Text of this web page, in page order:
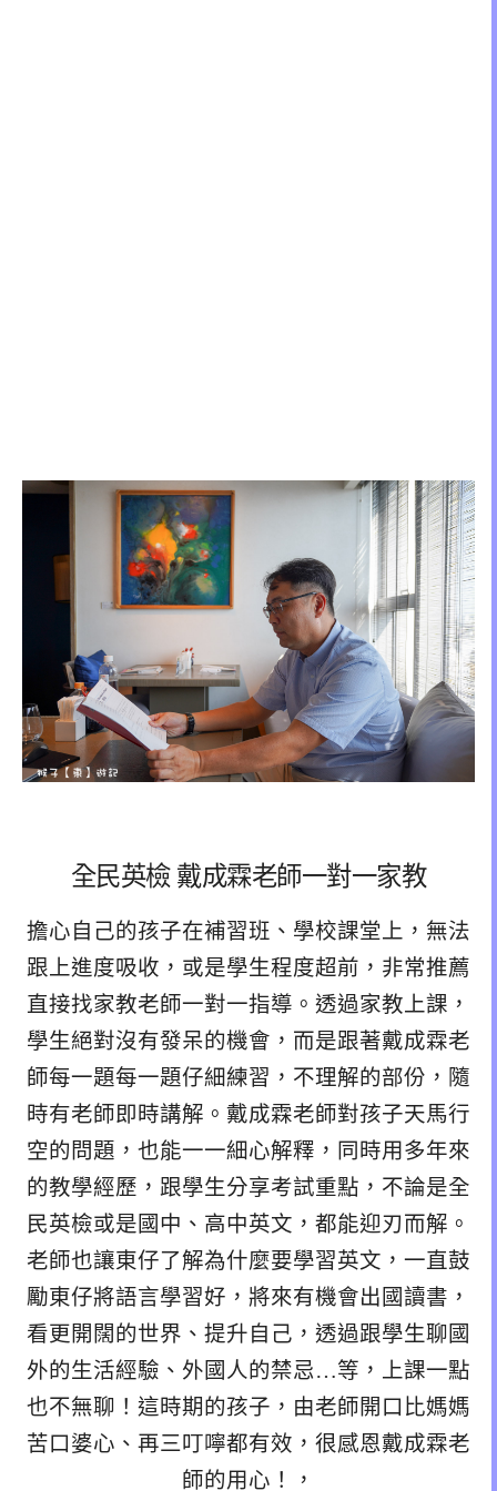
全民英檢 戴成霖老師一對一家教
擔心自己的孩子在補習班、學校課堂上，無法
跟上進度吸收，或是學生程度超前，非常推薦
直接找家教老師一對一指導。透過家教上課，
學生絕對沒有發呆的機會，而是跟著戴成霖老
師每一題每一題仔細練習，不理解的部份，隨
時有老師即時講解。戴成霖老師對孩子天馬行
空的問題，也能一一細心解釋，同時用多年來
的教學經歷，跟學生分享考試重點，不論是全
民英檢或是國中、高中英文，都能迎刃而解。
老師也讓東仔了解為什麼要學習英文，一直鼓
勵東仔將語言學習好，將來有機會出國讀書，
看更開闊的世界、提升自己，透過跟學生聊國
外的生活經驗、外國人的禁忌…等，上課一點
也不無聊！這時期的孩子，由老師開口比媽媽
苦口婆心、再三叮嚀都有效，很感恩戴成霖老
師的用心！，